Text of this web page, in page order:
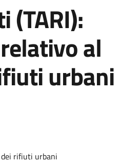
(TARI):
al
urbani
rifiuti urbani